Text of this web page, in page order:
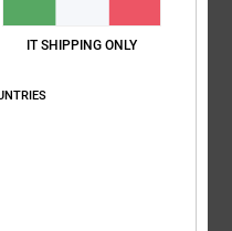
IT SHIPPING ONLY